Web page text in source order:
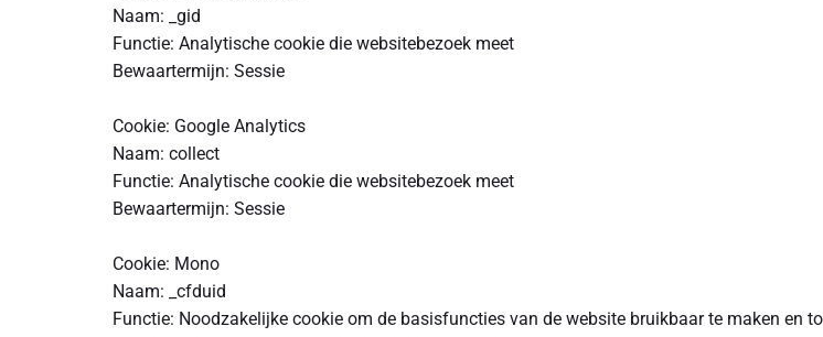
Naam: _gid
Functie: Analytische cookie die websitebezoek meet
Bewaartermijn: Sessie
Cookie: Google Analytics
Naam: collect
Functie: Analytische cookie die websitebezoek meet
Bewaartermijn: Sessie
Cookie: Mono
Naam: _cfduid
Functie: Noodzakelijke cookie om de basisfuncties van de website bruikbaar te maken en